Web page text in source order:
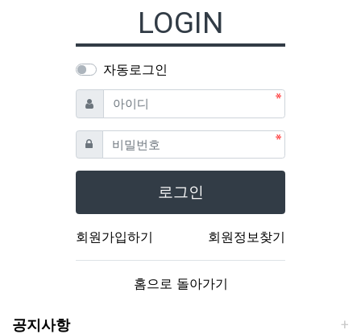
LOGIN
자동로그인
아이디 필수
비밀번호필수
로그인
회원가입하기 회원정보찾기
홈으로 돌아가기
공지사항